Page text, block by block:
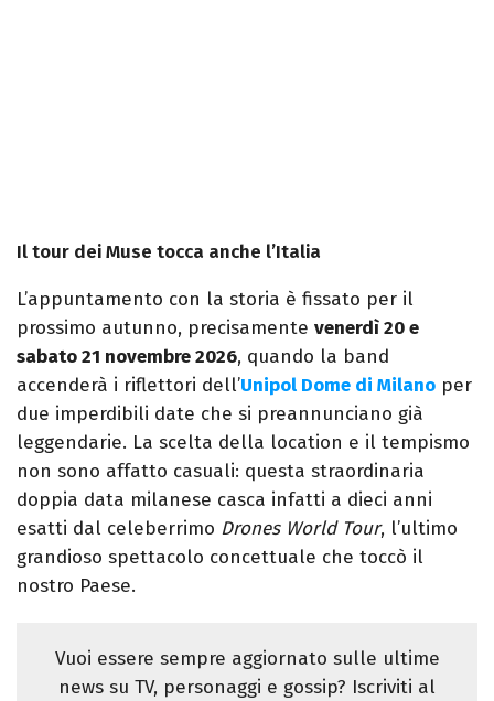
Il tour dei Muse tocca anche l’Italia
L’appuntamento con la storia è fissato per il
prossimo autunno, precisamente venerdì 20 e
sabato 21 novembre 2026, quando la band
accenderà i riflettori dell’Unipol Dome di Milano per
due imperdibili date che si preannunciano già
leggendarie. La scelta della location e il tempismo
non sono affatto casuali: questa straordinaria
doppia data milanese casca infatti a dieci anni
esatti dal celeberrimo Drones World Tour, l’ultimo
grandioso spettacolo concettuale che toccò il
nostro Paese.
Vuoi essere sempre aggiornato sulle ultime
news su TV, personaggi e gossip? Iscriviti al